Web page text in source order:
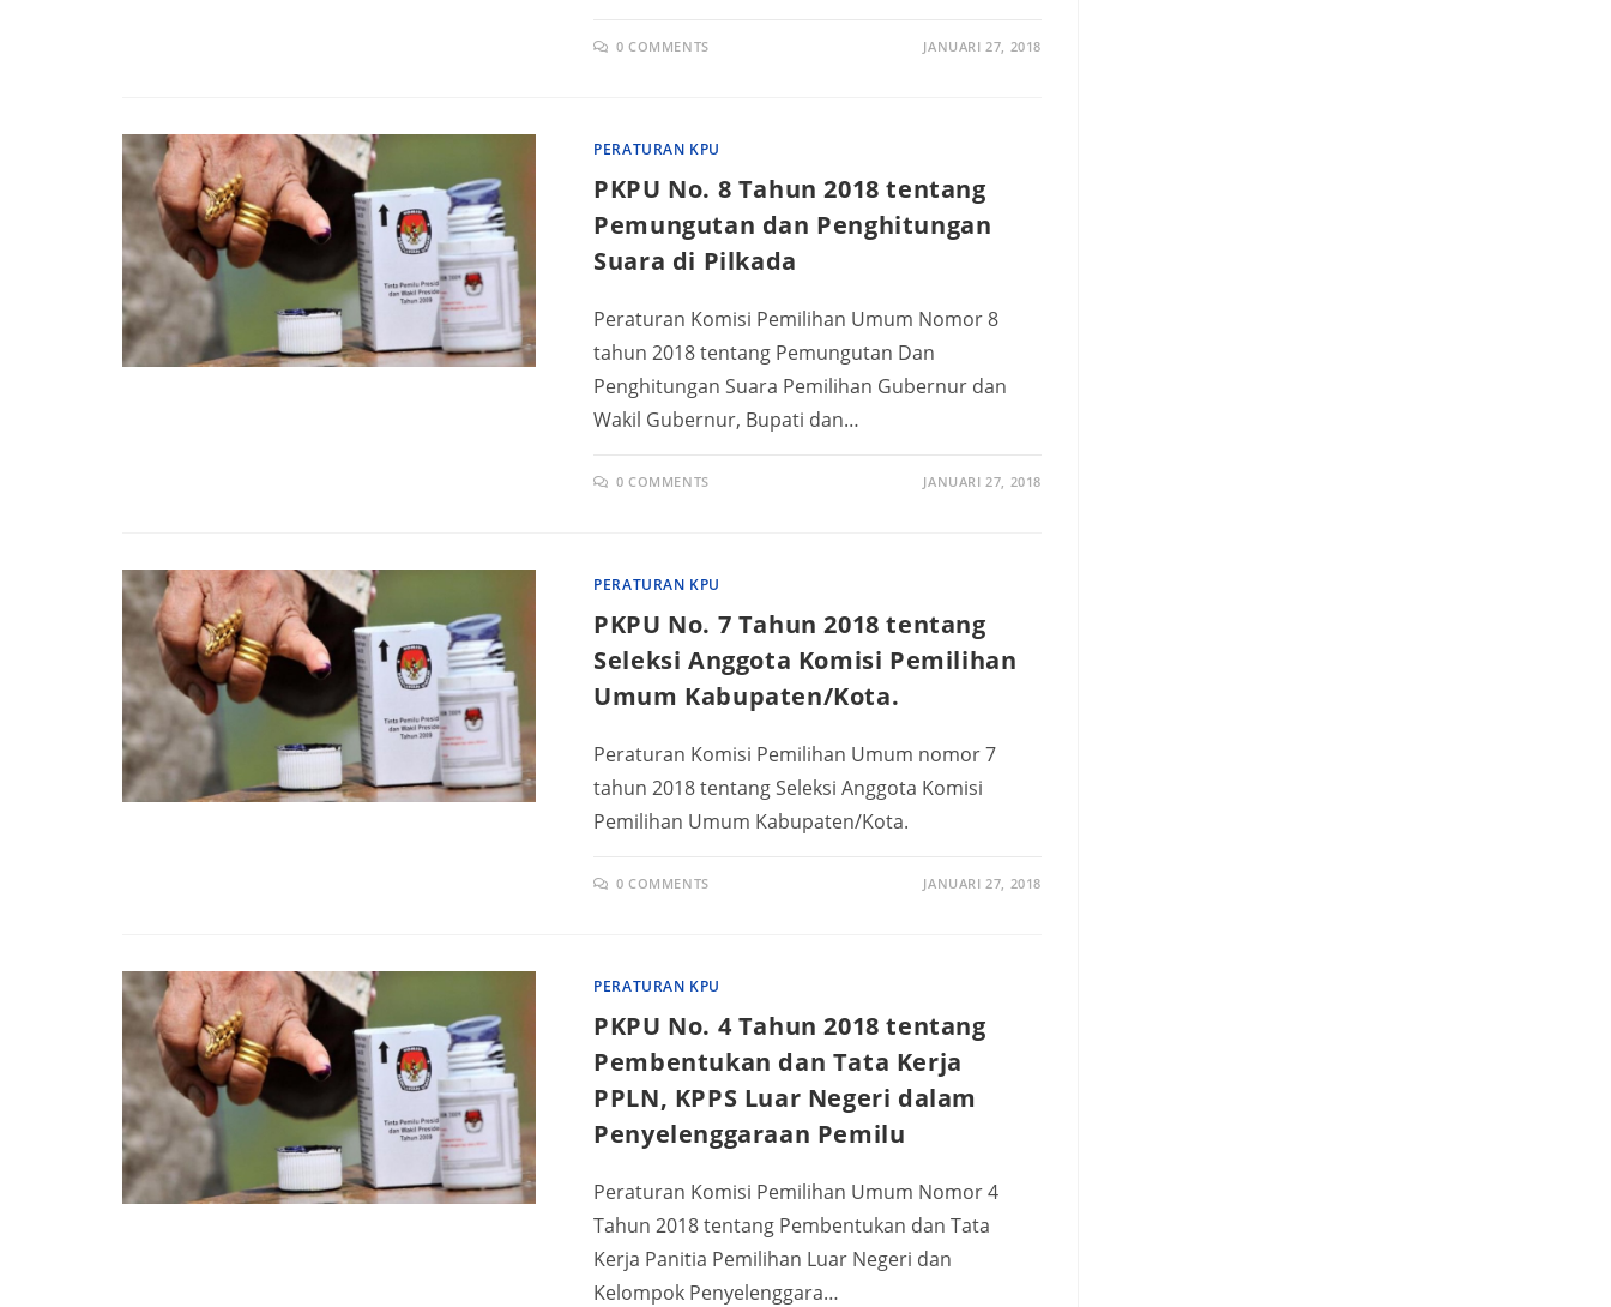
0 COMMENTS JANUARI 27, 2018
PERATURAN KPU
PKPU No. 8 Tahun 2018 tentang
Pemungutan dan Penghitungan
Suara di Pilkada
Peraturan Komisi Pemilihan Umum Nomor 8
tahun 2018 tentang Pemungutan Dan
Penghitungan Suara Pemilihan Gubernur dan
Wakil Gubernur, Bupati dan…
0 COMMENTS JANUARI 27, 2018
PERATURAN KPU
PKPU No. 7 Tahun 2018 tentang
Seleksi Anggota Komisi Pemilihan
Umum Kabupaten/Kota.
Peraturan Komisi Pemilihan Umum nomor 7
tahun 2018 tentang Seleksi Anggota Komisi
Pemilihan Umum Kabupaten/Kota.
0 COMMENTS JANUARI 27, 2018
PERATURAN KPU
PKPU No. 4 Tahun 2018 tentang
Pembentukan dan Tata Kerja
PPLN, KPPS Luar Negeri dalam
Penyelenggaraan Pemilu
Peraturan Komisi Pemilihan Umum Nomor 4
Tahun 2018 tentang Pembentukan dan Tata
Kerja Panitia Pemilihan Luar Negeri dan
Kelompok Penyelenggara…